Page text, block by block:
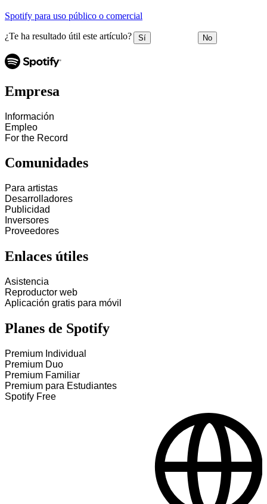
Spotify para uso público o comercial
¿Te ha resultado útil este artículo? Sí No
Empresa
Información
Empleo
For the Record
Comunidades
Para artistas
Desarrolladores
Publicidad
Inversores
Proveedores
Enlaces útiles
Asistencia
Reproductor web
Aplicación gratis para móvil
Planes de Spotify
Premium Individual
Premium Duo
Premium Familiar
Premium para Estudiantes
Spotify Free